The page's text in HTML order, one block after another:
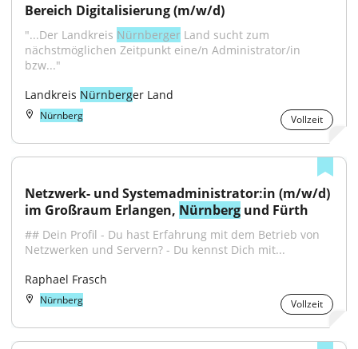
Bereich Digitalisierung (m/w/d)
"...Der Landkreis Nürnberger Land sucht zum
nächstmöglichen Zeitpunkt eine/n Administrator/in
bzw..."
Landkreis Nürnberger Land
Nürnberg Vollzeit
Netzwerk- und Systemadministrator:in (m/w/d)
im Großraum Erlangen, Nürnberg und Fürth
## Dein Profil - Du hast Erfahrung mit dem Betrieb von
Netzwerken und Servern? - Du kennst Dich mit...
Raphael Frasch
Nürnberg Vollzeit